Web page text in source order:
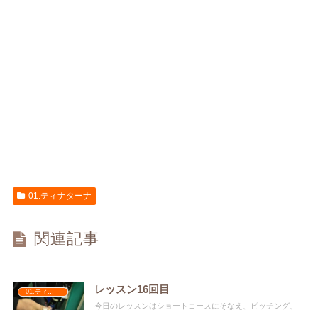
01.ティナターナ
関連記事
01.ティナターナ レッスン16回目
今日のレッスンはショートコースにそなえ、ピッチング、